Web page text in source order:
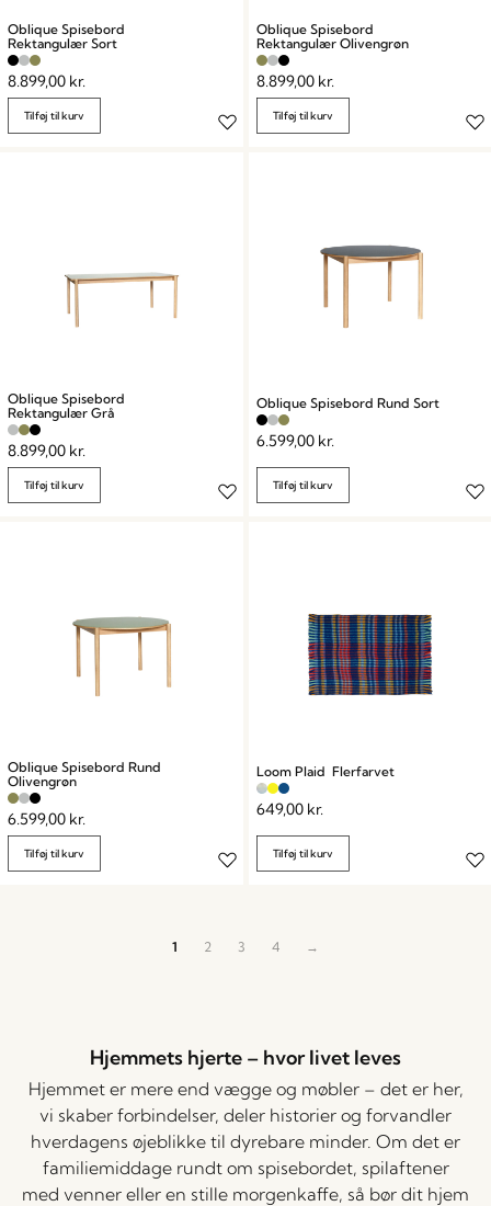
Oblique Spisebord
Rektangulær Sort
8.899,00 kr.
Tilføj til kurv
Oblique Spisebord
Rektangulær Olivengrøn
8.899,00 kr.
Tilføj til kurv
Oblique Spisebord
Rektangulær Grå
8.899,00 kr.
Tilføj til kurv
Oblique Spisebord Rund Sort
6.599,00 kr.
Tilføj til kurv
Oblique Spisebord Rund
Olivengrøn
6.599,00 kr.
Tilføj til kurv
Loom Plaid Flerfarvet
649,00 kr.
Tilføj til kurv
1 2 3 4 →
Hjemmets hjerte – hvor livet leves
Hjemmet er mere end vægge og møbler – det er her,
vi skaber forbindelser, deler historier og forvandler
hverdagens øjeblikke til dyrebare minder. Om det er
familiemiddage rundt om spisebordet, spilaftener
med venner eller en stille morgenkaffe, så bør dit hjem